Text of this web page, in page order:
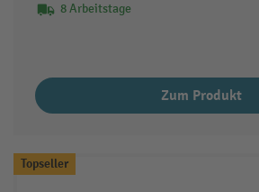
8 Arbeitstage
Zum Produkt
Topseller